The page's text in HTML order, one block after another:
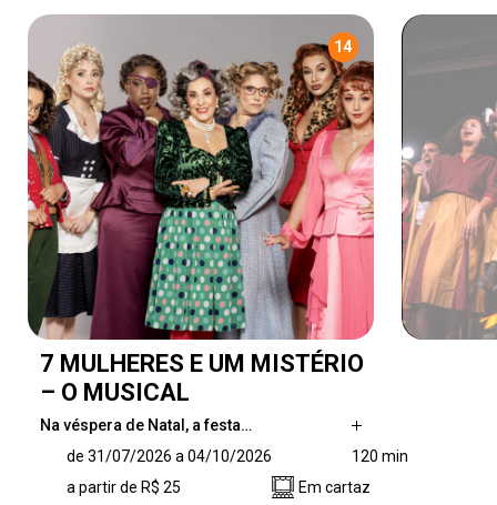
14
7 MULHERES E UM MISTÉRIO
– O MUSICAL
Na véspera de Natal, a festa…
interrompida por um crime misterioso. Presas
numa mansão isolada, as sete mulheres da
de 31/07/2026 a 04/10/2026
120 min
a partir de R$ 25
Em cartaz